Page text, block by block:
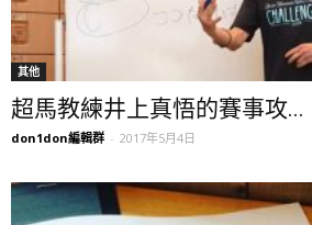
其他
超馬教練井上真悟的賽事攻...
don1don編輯群 - 2017年5月4日